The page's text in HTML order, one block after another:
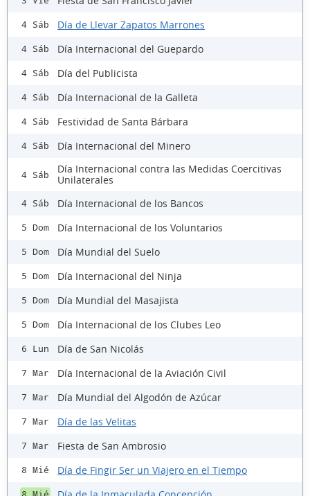
4 Sáb Día de Llevar Zapatos Marrones
4 Sáb Día Internacional del Guepardo
4 Sáb Día del Publicista
4 Sáb Día Internacional de la Galleta
4 Sáb Festividad de Santa Bárbara
4 Sáb Día Internacional del Minero
4 Sáb
Día Internacional contra las Medidas Coercitivas
Unilaterales
4 Sáb Día Internacional de los Bancos
5 Dom Día Internacional de los Voluntarios
5 Dom Día Mundial del Suelo
5 Dom Día Internacional del Ninja
5 Dom Día Mundial del Masajista
5 Dom Día Internacional de los Clubes Leo
6 Lun Día de San Nicolás
7 Mar Día Internacional de la Aviación Civil
7 Mar Día Mundial del Algodón de Azúcar
7 Mar Día de las Velitas
7 Mar Fiesta de San Ambrosio
8 Mié Día de Fingir Ser un Viajero en el Tiempo